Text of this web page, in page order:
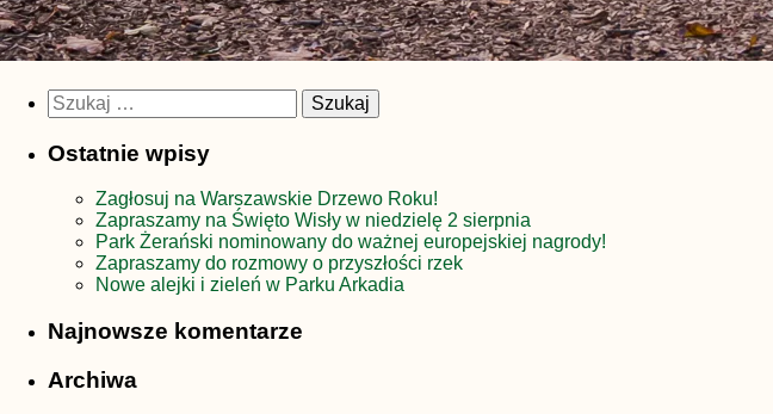
Szukaj:
Ostatnie wpisy
Zagłosuj na Warszawskie Drzewo Roku!
Zapraszamy na Święto Wisły w niedzielę 2 sierpnia
Park Żerański nominowany do ważnej europejskiej nagrody!
Zapraszamy do rozmowy o przyszłości rzek
Nowe alejki i zieleń w Parku Arkadia
Najnowsze komentarze
Archiwa